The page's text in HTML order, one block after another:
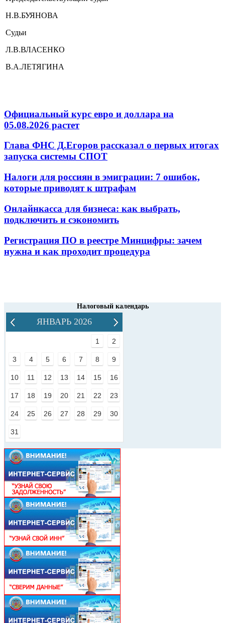
Н.В.БУЯНОВА
Судьи
Л.В.ВЛАСЕНКО
В.А.ЛЕТЯГИНА
Официальный курс евро и доллара на
05.08.2026 растет
Глава ФНС Д.Егоров рассказал о первых итогах
запуска системы СПОТ
Налоги для россиян в эмиграции: 7 ошибок,
которые приводят к штрафам
Онлайнкасса для бизнеса: как выбрать,
подключить и сэкономить
Регистрация ПО в реестре Минцифры: зачем
нужна и как проходит процедура
Налоговый календарь
ЯНВАРЬ 2026
1 2
3 4 5 6 7 8 9
10 11 12 13 14 15 16
17 18 19 20 21 22 23
24 25 26 27 28 29 30
31